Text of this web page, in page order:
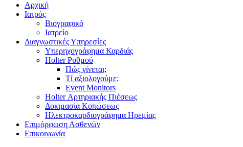
Αρχική
Ιατρός
Βιογραφικό
Ιατρείο
Διαγνωστικές Υπηρεσίες
Υπερηχογράφημα Καρδιάς
Holter Ρυθμού
Πώς γίνεται;
Τί αξιολογούμε;
Event Monitors
Holter Αρτηριακής Πιέσεως
Δοκιμασία Κοπώσεως
Ηλεκτροκαρδιογράφημα Ηρεμίας
Επιμόρφωση Ασθενών
Επικοινωνία